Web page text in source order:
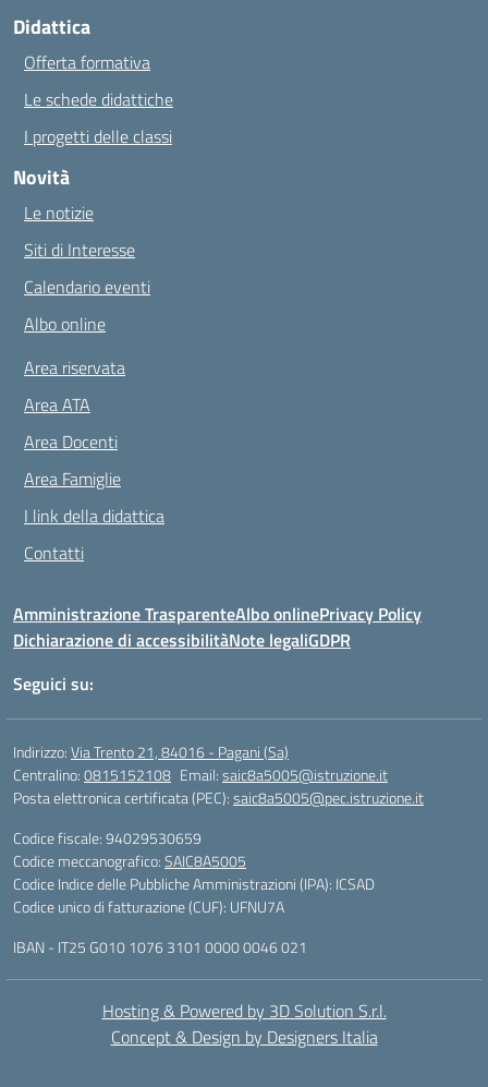
Didattica
Offerta formativa
Le schede didattiche
I progetti delle classi
Novità
Le notizie
Siti di Interesse
Calendario eventi
Albo online
Area riservata
Area ATA
Area Docenti
Area Famiglie
I link della didattica
Contatti
Amministrazione TrasparenteAlbo onlinePrivacy Policy
Dichiarazione di accessibilitàNote legaliGDPR
Seguici su:
Indirizzo:Via Trento 21, 84016 - Pagani (Sa)
Centralino:0815152108 Email:saic8a5005@istruzione.it
Posta elettronica certificata (PEC):saic8a5005@pec.istruzione.it
Codice fiscale: 94029530659
Codice meccanografico:SAIC8A5005
Codice Indice delle Pubbliche Amministrazioni (IPA): ICSAD
Codice unico di fatturazione (CUF): UFNU7A
IBAN - IT25 G010 1076 3101 0000 0046 021
Hosting & Powered by 3D Solution S.r.l.
Concept & Design by Designers Italia